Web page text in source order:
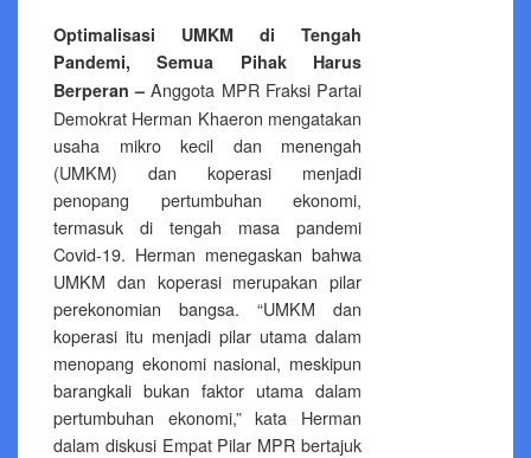
Optimalisasi UMKM di Tengah
Pandemi, Semua Pihak Harus
Berperan – Anggota MPR Fraksi Partai
Demokrat Herman Khaeron mengatakan
usaha mikro kecil dan menengah
(UMKM) dan koperasi menjadi
penopang pertumbuhan ekonomi,
termasuk di tengah masa pandemi
Covid-19. Herman menegaskan bahwa
UMKM dan koperasi merupakan pilar
perekonomian bangsa. “UMKM dan
koperasi itu menjadi pilar utama dalam
menopang ekonomi nasional, meskipun
barangkali bukan faktor utama dalam
pertumbuhan ekonomi,” kata Herman
dalam diskusi Empat Pilar MPR bertajuk